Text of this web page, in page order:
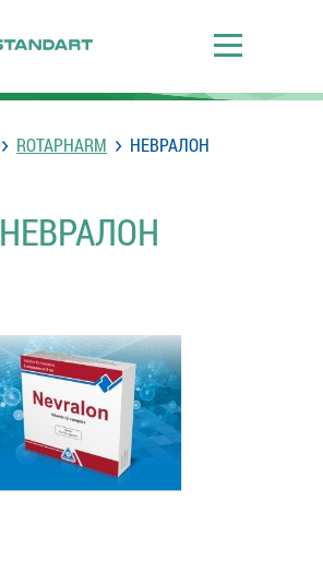
ROTAPHARM НЕВРАЛОН
НЕВРАЛОН